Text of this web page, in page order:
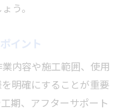
う。
イント
内容や施工範囲、使用
明確にすることが重要
期、アフターサポート